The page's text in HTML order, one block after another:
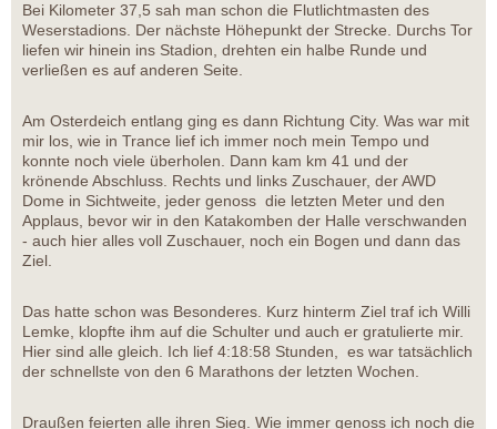
Bei Kilometer 37,5 sah man schon die Flutlichtmasten des
Weserstadions. Der nächste Höhepunkt der Strecke. Durchs Tor
liefen wir hinein ins Stadion, drehten ein halbe Runde und
verließen es auf anderen Seite.
Am Osterdeich entlang ging es dann Richtung City. Was war mit
mir los, wie in Trance lief ich immer noch mein Tempo und
konnte noch viele überholen. Dann kam km 41 und der
krönende Abschluss. Rechts und links Zuschauer, der AWD
Dome in Sichtweite, jeder genoss die letzten Meter und den
Applaus, bevor wir in den Katakomben der Halle verschwanden
- auch hier alles voll Zuschauer, noch ein Bogen und dann das
Ziel.
Das hatte schon was Besonderes. Kurz hinterm Ziel traf ich Willi
Lemke, klopfte ihm auf die Schulter und auch er gratulierte mir.
Hier sind alle gleich. Ich lief 4:18:58 Stunden, es war tatsächlich
der schnellste von den 6 Marathons der letzten Wochen.
Draußen feierten alle ihren Sieg. Wie immer genoss ich noch die